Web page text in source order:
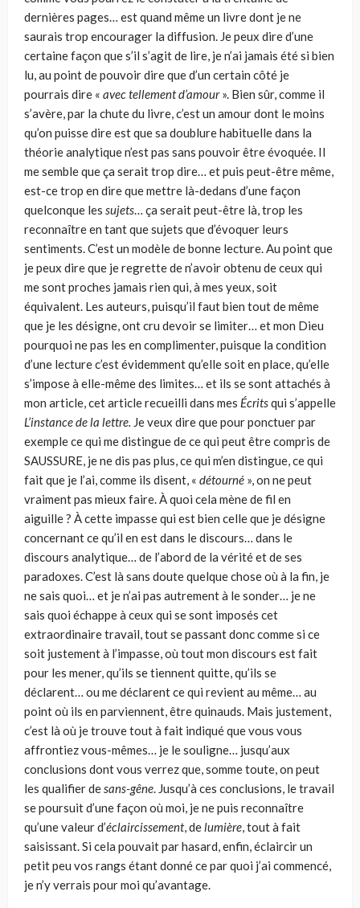
dernières pages… est quand même un livre dont je ne
saurais trop encourager la diffusion. Je peux dire d’une
certaine façon que s’il s’agit de lire, je n’ai jamais été si bien
lu, au point de pouvoir dire que d’un certain côté je
pourrais dire « avec tellement d’amour». Bien sûr, comme il
s’avère, par la chute du livre, c’est un amour dont le moins
qu’on puisse dire est que sa doublure habituelle dans la
théorie analytique n’est pas sans pouvoir être évoquée. Il
me semble que ça serait trop dire… et puis peut-être même,
est-ce trop en dire que mettre là-dedans d’une façon
quelconque les sujets… ça serait peut-être là, trop les
reconnaître en tant que sujets que d’évoquer leurs
sentiments. C’est un modèle de bonne lecture. Au point que
je peux dire que je regrette de n’avoir obtenu de ceux qui
me sont proches jamais rien qui, à mes yeux, soit
équivalent. Les auteurs, puisqu’il faut bien tout de même
que je les désigne, ont cru devoir se limiter… et mon Dieu
pourquoi ne pas les en complimenter, puisque la condition
d’une lecture c’est évidemment qu’elle soit en place, qu’elle
s’impose à elle-même des limites… et ils se sont attachés à
mon article, cet article recueilli dans mes Écritsqui s’appelle
L’instance de la lettre. Je veux dire que pour ponctuer par
exemple ce qui me distingue de ce qui peut être compris de
SAUSSURE, je ne dis pas plus, ce qui m’en distingue, ce qui
fait que je l’ai, comme ils disent, « détourné », on ne peut
vraiment pas mieux faire. À quoi cela mène de fil en
aiguille ? À cette impasse qui est bien celle que je désigne
concernant ce qu’il en est dans le discours… dans le
discours analytique… de l’abord de la vérité et de ses
paradoxes. C’est là sans doute quelque chose où à la fin, je
ne sais quoi… et je n’ai pas autrement à le sonder… je ne
sais quoi échappe à ceux qui se sont imposés cet
extraordinaire travail, tout se passant donc comme si ce
soit justement à l’impasse, où tout mon discours est fait
pour les mener, qu’ils se tiennent quitte, qu’ils se
déclarent… ou me déclarent ce qui revient au même… au
point où ils en parviennent, être quinauds. Mais justement,
c’est là où je trouve tout à fait indiqué que vous vous
affrontiez vous-mêmes… je le souligne… jusqu’aux
conclusions dont vous verrez que, somme toute, on peut
les qualifier desans-gêne. Jusqu’à ces conclusions, le travail
se poursuit d’une façon où moi, je ne puis reconnaître
qu’une valeur d’éclaircissement, delumière, tout à fait
saisissant. Si cela pouvait par hasard, enfin, éclaircir un
petit peu vos rangs étant donné ce par quoi j’ai commencé,
je n’y verrais pour moi qu’avantage.